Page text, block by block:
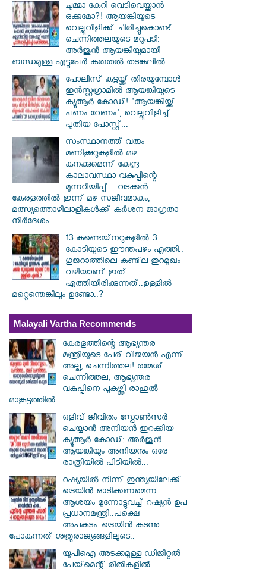
ചുമ്മാ കേറി വെടിവെയ്ക്കാൻ
ഒക്കുമോ?! ആയങ്കിയുടെ
വെല്ലുവിളിക്ക് ചിരിച്ചുകൊണ്ട്
ചെന്നിത്തലയുടെ മറുപടി:
അർജുൻ ആയങ്കിയുമായി
ബന്ധമുള്ള എട്ടുപേർ കരുതൽ തടങ്കലിൽ...
പോലീസ് കട്ടയ്ക്ക് തിരയുമ്പോൾ
ഇൻസ്റ്റഗ്രാമിൽ ആയങ്കിയുടെ
ക്യുആർ കോഡ്! 'ആയങ്കിയ്ക്ക്
പണം വേണം', വെല്ലുവിളിച്ച്
പുതിയ പോസ്റ്റ്...
സംസ്ഥാനത്ത് വരും
മണിക്കൂറുകളിൽ മഴ
കനക്കുമെന്ന് കേന്ദ്ര
കാലാവസ്ഥാ വകുപ്പിന്റെ
മുന്നറിയിപ്പ്... വടക്കൻ
കേരളത്തിൽ ഇന്ന് മഴ സജീവമാകും,
മത്സ്യത്തൊഴിലാളികൾക്ക് കർശന ജാഗ്രതാ
നിർദേശം
13 കണ്ടെയ്‌നറുകളിൽ 3
കോടിയുടെ ഈന്തപഴം എത്തി..
ഗുജറാത്തിലെ കണ്ട്‌ല തുറമുഖം
വഴിയാണ് ഇത്
എത്തിയിരിക്കുന്നത്..ഉള്ളിൽ
മറ്റെന്തെങ്കിലും ഉണ്ടോ..?
Malayali Vartha Recommends
കേരളത്തിന്റെ ആഭ്യന്തര
മന്ത്രിയുടെ പേര് വിജയൻ എന്ന്
അല്ല, ചെന്നിത്തല! രമേശ്
ചെന്നിത്തല; ആഭ്യന്തര
വകുപ്പിനെ പുകഴ്ത്തി രാഹുൽ
മാങ്കൂട്ടത്തിൽ...
ഒളിവ് ജീവിതം സ്പോൺസർ
ചെയ്യാൻ അനിയൻ ഇറക്കിയ
ക്യൂആർ കോഡ്; അർജുൻ
ആയങ്കിയും അനിയനും ഒരേ
രാത്രിയിൽ പിടിയിൽ...
റഷ്യയിൽ നിന്ന് ഇന്ത്യയിലേക്ക്
ട്രെയിൻ ഓടിക്കണമെന്ന
ആശയം മുന്നോട്ടുവച്ച് റഷ്യൻ ഉപ
പ്രധാനമന്ത്രി..പക്ഷെ
അപകടം..ട്രെയിൻ കടന്നു
പോകുന്നത് ശത്രുരാജ്യങ്ങളിലൂടെ..
യുപിഐ അടക്കമുള്ള ഡിജിറ്റല്‍
പേയ്‌മെന്റ് രീതികളില്‍